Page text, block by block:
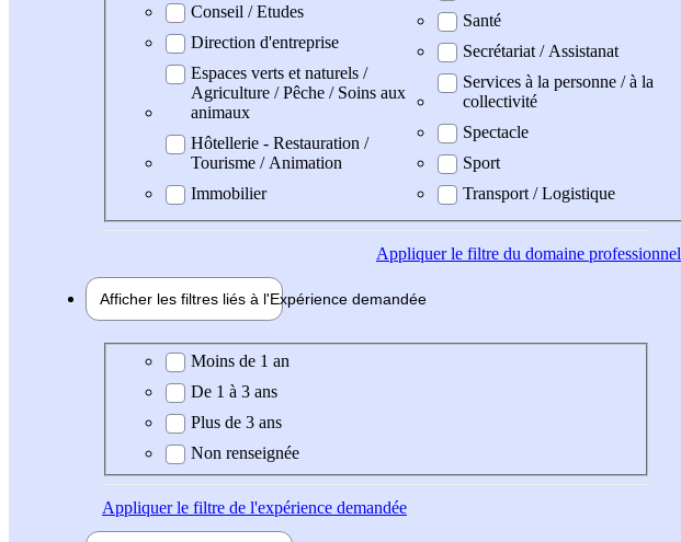
Conseil / Etudes
Direction d'entreprise
Espaces verts et naturels /
Agriculture / Pêche / Soins aux
animaux
Hôtellerie - Restauration /
Tourisme / Animation
Immobilier
Santé
Secrétariat / Assistanat
Services à la personne / à la
collectivité
Spectacle
Sport
Transport / Logistique
Appliquerle filtre du domaine professionnel
Afficher les filtres liés à l'Expérience demandée
Expérience demandée
Moins de 1 an
De 1 à 3 ans
Plus de 3 ans
Non renseignée
Appliquerle filtre de l'expérience demandée